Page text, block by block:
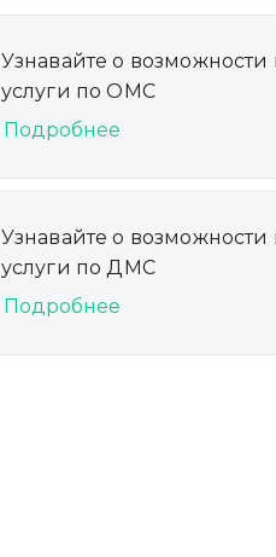
Узнавайте о возможности
услуги по ОМС
Подробнее
Узнавайте о возможности
услуги по ДМС
Подробнее